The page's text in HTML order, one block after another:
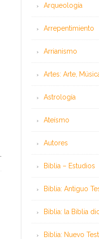
Arqueología
Arrepentimiento
Arrianismo
Artes: Arte,
Astrología
Ateísmo
Autores
Biblia – Estudios
Biblia: Antiguo
Biblia: la Biblia
Biblia: Nuevo